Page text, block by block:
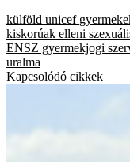
külföld unicef
kiskorúak elleni
ENSZ gyermekjogi
uralma
Kapcsolódó cikkek